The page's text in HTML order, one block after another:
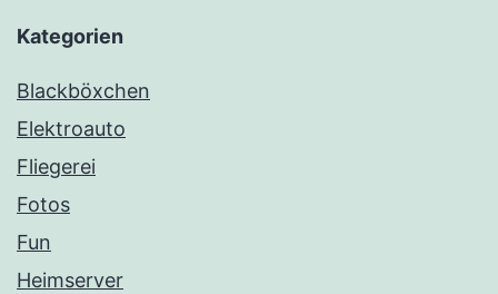
Kategorien
Blackböxchen
Elektroauto
Fliegerei
Fotos
Fun
Heimserver